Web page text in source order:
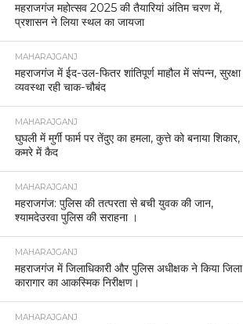
महराजगंज महोत्सव 2025 की तैयारियां अंतिम चरण में,
प्रशासन ने लिया स्थल का जायजा
MAHARAJGANJ
महराजगंज में ईद-उल-फितर शांतिपूर्ण माहौल में संपन्न, सुरक्षा
व्यवस्था रही चाक-चौबंद
MAHARAJGANJ
घुघली में मुर्गी फार्म पर तेंदुए का हमला, कुत्ते को बनाया शिकार,
कमरे में कैद
MAHARAJGANJ
महराजगंज: पुलिस की तत्परता से बची युवक की जान,
श्यामदेउरवा पुलिस की सराहना ।
MAHARAJGANJ
महराजगंज में जिलाधिकारी और पुलिस अधीक्षक ने किया जिला
कारागार का आकस्मिक निरीक्षण।
MAHARAJGANJ